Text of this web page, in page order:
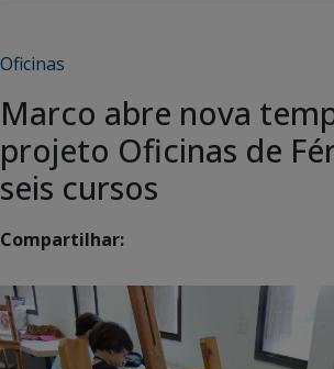
Oficinas
Marco abre nova
projeto Oficinas de
seis cursos
Compartilhar: